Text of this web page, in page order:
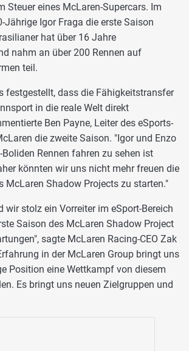
Steuer eines McLaren-Supercars. Im
Jährige Igor Fraga die erste Saison
hat über 16 Jahre
nahm an über 200 Rennen auf
teil.
festgestellt, dass die Fähigkeitstransfer
in die reale Welt direkt
Ben Payne, Leiter des eSports-
die zweite Saison. "Igor und Enzo
Rennen fahren zu sehen ist
könnten wir uns nicht mehr freuen die
McLaren Shadow Projects zu starten."
wir stolz ein Vorreiter im eSport-Bereich
Saison des McLaren Shadow Project
sagte McLaren Racing-CEO Zak
in der McLaren Group bringt uns
Position eine Wettkampf von diesem
Es bringt uns neuen Zielgruppen und